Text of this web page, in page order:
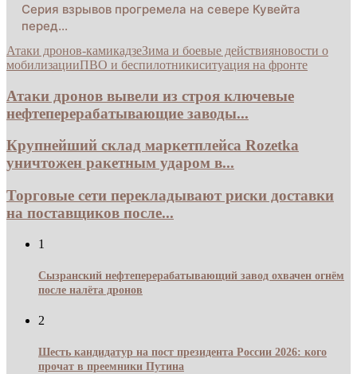
Серия взрывов прогремела на севере Кувейта
перед…
Атаки дронов-камикадзеЗима и боевые действияновости о
мобилизацииПВО и беспилотникиситуация на фронте
Атаки дронов вывели из строя ключевые
нефтеперерабатывающие заводы...
Крупнейший склад маркетплейса Rozetka
уничтожен ракетным ударом в...
Торговые сети перекладывают риски доставки
на поставщиков после...
1
Сызранский нефтеперерабатывающий завод охвачен огнём
после налёта дронов
2
Шесть кандидатур на пост президента России 2026: кого
прочат в преемники Путина